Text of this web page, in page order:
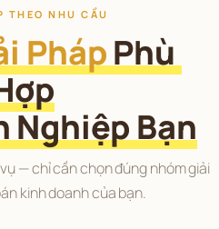
THEO NHU CẦU
Pháp Phù
Nghiệp Bạn
— chỉ cần chọn đúng nhóm giải
kinh doanh của bạn.